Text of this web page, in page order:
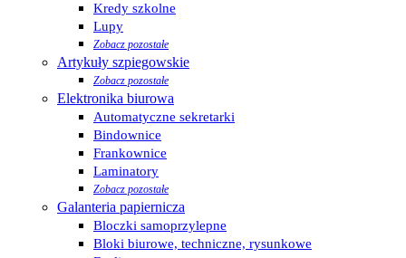
Kredy szkolne
Lupy
Zobacz pozostałe
Artykuły szpiegowskie
Zobacz pozostałe
Elektronika biurowa
Automatyczne sekretarki
Bindownice
Frankownice
Laminatory
Zobacz pozostałe
Galanteria papiernicza
Bloczki samoprzylepne
Bloki biurowe, techniczne, rysunkowe